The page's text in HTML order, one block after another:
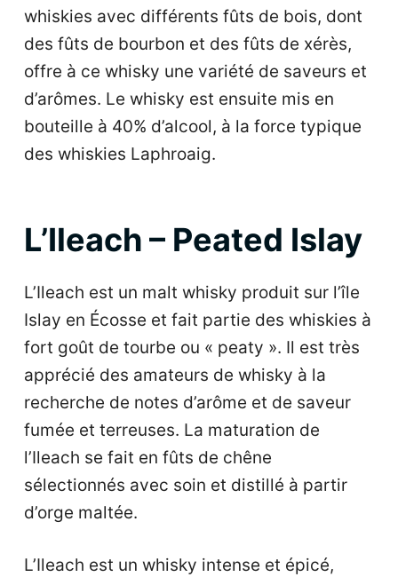
whiskies avec différents fûts de bois, dont
des fûts de bourbon et des fûts de xérès,
offre à ce whisky une variété de saveurs et
d’arômes. Le whisky est ensuite mis en
bouteille à 40% d’alcool, à la force typique
des whiskies Laphroaig.
L’Ileach – Peated Islay
L’Ileach est un malt whisky produit sur l’île
Islay en Écosse et fait partie des whiskies à
fort goût de tourbe ou « peaty ». Il est très
apprécié des amateurs de whisky à la
recherche de notes d’arôme et de saveur
fumée et terreuses. La maturation de
l’Ileach se fait en fûts de chêne
sélectionnés avec soin et distillé à partir
d’orge maltée.
L’Ileach est un whisky intense et épicé,